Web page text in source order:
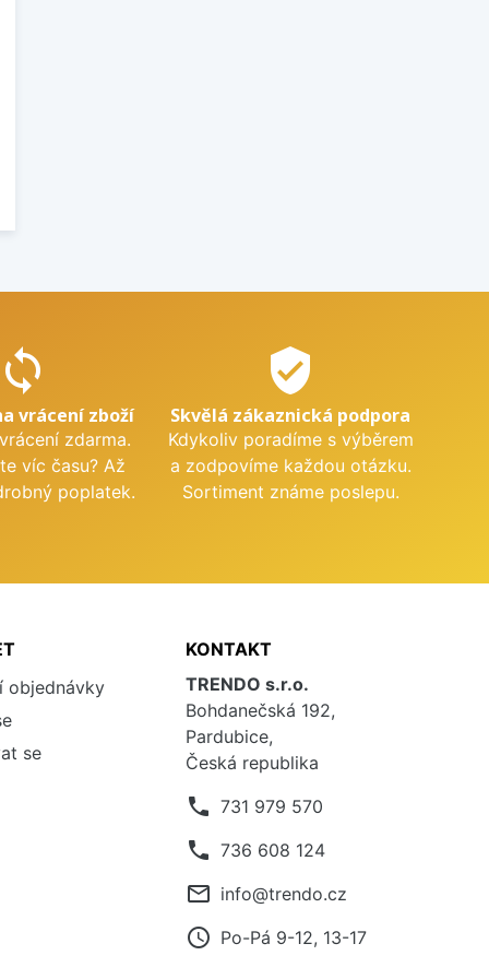
vrácení zboží
zdarma.
víc času? Až
poplatek.
verified_user
Skvělá zákaznická podpora
Kdykoliv poradíme s výběrem
a zodpovíme každou otázku.
Sortiment známe poslepu.
objednávky
se
KONTAKT
TRENDO s.r.o.
Bohdanečská 192,
Pardubice,
Česká republika
phone 731 979 570
phone 736 608 124
mail_outline info@trendo.cz
access_time Po-Pá 9-12, 13-17